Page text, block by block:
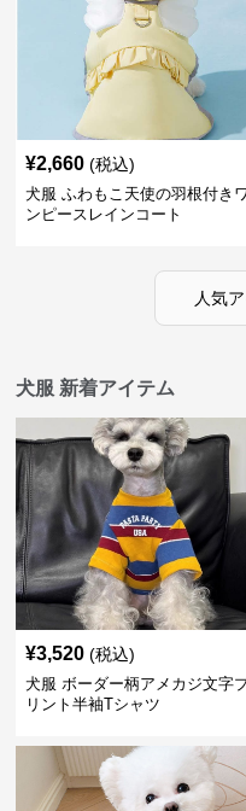
¥2,660 (税込)
犬服 ふわもこ天使の羽根付きワ
ンピースレインコート
人気
犬服 新着アイテム
¥3,520 (税込)
犬服 ボーダー柄アメカジ文字
リント半袖Tシャツ